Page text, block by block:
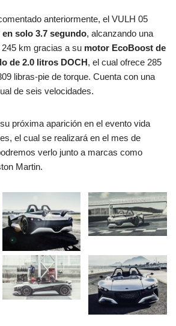
anteriormente, el VULH 05
en solo 3.7 segundo, alcanzando una
km gracias a su motor EcoBoost de
de 2.0 litros DOCH, el cual ofrece 285
libras-pie de torque. Cuenta con una
de seis velocidades.
próxima aparición en el evento vida
el cual se realizará en el mes de
verlo junto a marcas como
Martin.